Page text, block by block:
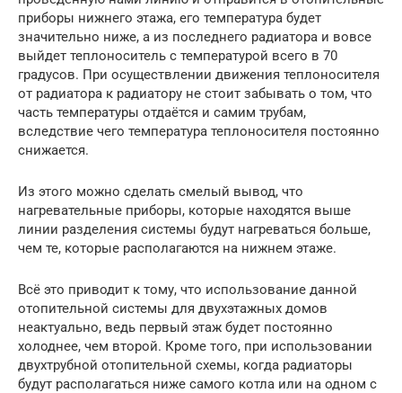
приборы нижнего этажа, его температура будет
значительно ниже, а из последнего радиатора и вовсе
выйдет теплоноситель с температурой всего в 70
градусов. При осуществлении движения теплоносителя
от радиатора к радиатору не стоит забывать о том, что
часть температуры отдаётся и самим трубам,
вследствие чего температура теплоносителя постоянно
снижается.
Из этого можно сделать смелый вывод, что
нагревательные приборы, которые находятся выше
линии разделения системы будут нагреваться больше,
чем те, которые располагаются на нижнем этаже.
Всё это приводит к тому, что использование данной
отопительной системы для двухэтажных домов
неактуально, ведь первый этаж будет постоянно
холоднее, чем второй. Кроме того, при использовании
двухтрубной отопительной схемы, когда радиаторы
будут располагаться ниже самого котла или на одном с